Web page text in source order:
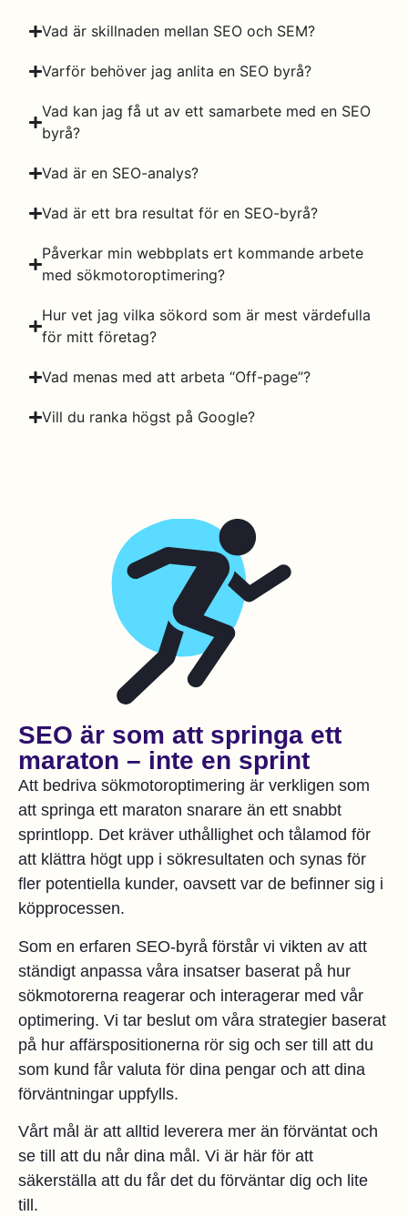
Vad är skillnaden mellan SEO och SEM?
Varför behöver jag anlita en SEO byrå?
Vad kan jag få ut av ett samarbete med en SEO
byrå?
Vad är en SEO-analys?
Vad är ett bra resultat för en SEO-byrå?
Påverkar min webbplats ert kommande arbete
med sökmotoroptimering?
Hur vet jag vilka sökord som är mest värdefulla
för mitt företag?
Vad menas med att arbeta “Off-page”?
Vill du ranka högst på Google?
SEO är som att springa ett
maraton – inte en sprint
Att bedriva sökmotoroptimering är verkligen som
att springa ett maraton snarare än ett snabbt
sprintlopp. Det kräver uthållighet och tålamod för
att klättra högt upp i sökresultaten och synas för
fler potentiella kunder, oavsett var de befinner sig i
köpprocessen.
Som en erfaren SEO-byrå förstår vi vikten av att
ständigt anpassa våra insatser baserat på hur
sökmotorerna reagerar och interagerar med vår
optimering. Vi tar beslut om våra strategier baserat
på hur affärspositionerna rör sig och ser till att du
som kund får valuta för dina pengar och att dina
förväntningar uppfylls.
Vårt mål är att alltid leverera mer än förväntat och
se till att du når dina mål. Vi är här för att
säkerställa att du får det du förväntar dig och lite
till.